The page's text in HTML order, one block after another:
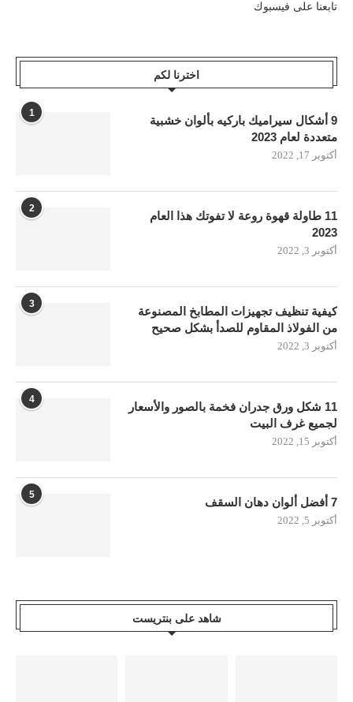
تابعنا على فيسبوك
اخترنا لكم
1
9 أشكال سيراميك باركيه بألوان خشبية
متعددة لعام 2023
أكتوبر 17, 2022
2
11 طاولة قهوة روعة لا تفوتك هذا العام
2023
أكتوبر 3, 2022
3
كيفية تنظيف تجهيزات المطابخ المصنوعة
من الفولاذ المقاوم للصدأ بشكل صحيح
أكتوبر 3, 2022
4
11 شكل ورق جدران فخمة بالصور والأسعار
لجميع غرف البيت
أكتوبر 15, 2022
5
7 أفضل ألوان دهان السقف
أكتوبر 5, 2022
شاهد على بنتريست